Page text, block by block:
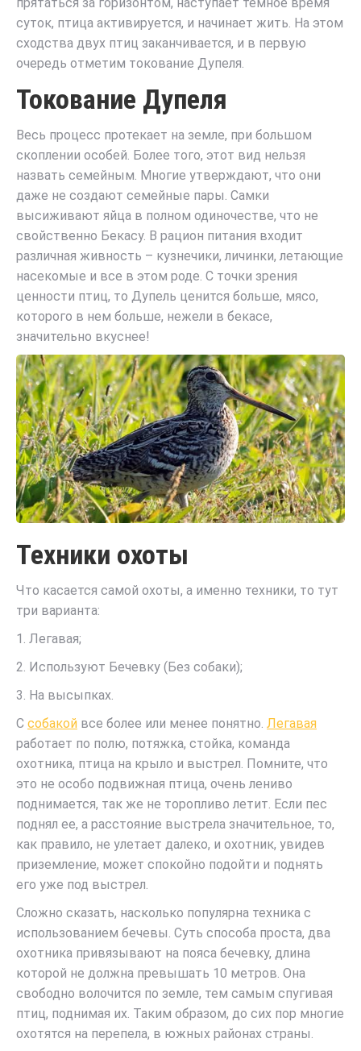
суток, птица активируется, и начинает жить. На этом
сходства двух птиц заканчивается, и в первую
очередь отметим токование Дупеля.
Токование Дупеля
Весь процесс протекает на земле, при большом
скоплении особей. Более того, этот вид нельзя
назвать семейным. Многие утверждают, что они
даже не создают семейные пары. Самки
высиживают яйца в полном одиночестве, что не
свойственно Бекасу. В рацион питания входит
различная живность – кузнечики, личинки, летающие
насекомые и все в этом роде. С точки зрения
ценности птиц, то Дупель ценится больше, мясо,
которого в нем больше, нежели в бекасе,
значительно вкуснее!
Техники охоты
Что касается самой охоты, а именно техники, то тут
три варианта:
1. Легавая;
2. Используют Бечевку (Без собаки);
3. На высыпках.
С собакой все более или менее понятно. Легавая
работает по полю, потяжка, стойка, команда
охотника, птица на крыло и выстрел. Помните, что
это не особо подвижная птица, очень лениво
поднимается, так же не торопливо летит. Если пес
поднял ее, а расстояние выстрела значительное, то,
как правило, не улетает далеко, и охотник, увидев
приземление, может спокойно подойти и поднять
его уже под выстрел.
Сложно сказать, насколько популярна техника с
использованием бечевы. Суть способа проста, два
охотника привязывают на пояса бечевку, длина
которой не должна превышать 10 метров. Она
свободно волочится по земле, тем самым спугивая
птиц, поднимая их. Таким образом, до сих пор многие
охотятся на перепела, в южных районах страны.